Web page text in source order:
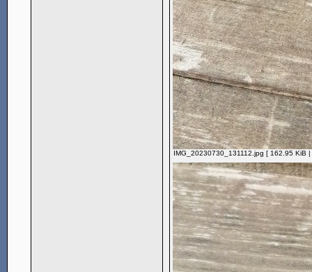
IMG_20230730_131112.jpg [ 162.95 KiB